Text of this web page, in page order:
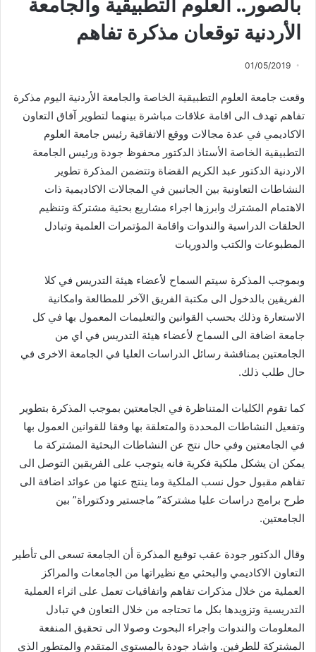
بالصور.. العلوم التطبيقية والجامعة
الأردنية توقعان مذكرة تفاهم
01/05/2019
وقعت جامعة العلوم التطبيقية الخاصة والجامعة الأردنية اليوم مذكرة
تفاهم تهدف الى اقامة علاقات مباشرة بينهما لتطوير آفاق التعاون
الاكاديمي في عدة مجالات ووقع الاتفاقية رئيس جامعة العلوم
التطبيقية الخاصة الأستاذ الدكتور محفوظ جودة ورئيس الجامعة
الاردنية الدكتور عبد الكريم القضاة وتتضمن المذكرة تطوير
النشاطات التعاونية بين الجانبين في المجالات الاكاديمية ذات
الاهتمام المشترك وابرزها اجراء مشاريع بحثية مشتركة وتنظيم
الحلقات الدراسية والندوات واقامة المؤتمرات العلمية وتبادل
المطبوعات والكتب والدوريات
وبموجب المذكرة سيتم السماح لأعضاء هيئة التدريس في كلا
الفريقين بالدخول الى مكتبة الفريق الآخر للمطالعة وامكانية
الاستعارة وذلك بحسب القوانين والتعليمات المعمول بها في كل
جامعة اضافة الى السماح لأعضاء هيئة التدريس في اي من
الجامعتين بمناقشة رسائل الدراسات العليا في الجامعة الاخرى في
حال طلب ذلك.
كما تقوم الكليات المتناظرة في الجامعتين بموجب المذكرة بتطوير
وتفعيل النشاطات المحددة والمتعلقة بها وفقا للقوانين العمول بها
في الجامعتين وفي حال نتج عن النشاطات البحثية المشتركة ما
يمكن ان يشكل ملكية فكرية فانه يتوجب على الفريقين التوصل الى
تفاهم مقبول حول نسب الملكية وما ينتج عنها من عوائد اضافة الى
طرح برامج دراسات عليا مشتركة” ماجستير ودكتوراة” بين
الجامعتين.
وقال الدكتور جودة عقب توقيع المذكرة أن الجامعة تسعى الى تأطير
التعاون الاكاديمي والبحثي مع نظيراتها من الجامعات والمراكز
العملية من خلال مذكرات تفاهم واتفاقيات تعمل على اثراء العملية
التدريسية وتزويدها بكل ما تحتاجه من خلال التعاون في تبادل
المعلومات والندوات واجراء البحوث وصولا الى تحقيق المنفعة
المشتركة للطرفين. واشاد جودة بالمستوى المتقدم والمتطور الذي